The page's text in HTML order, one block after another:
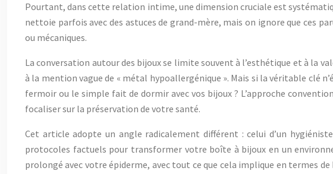
Pourtant, dans cette relation intime, une dimension cruciale est
nettoie parfois avec des astuces de grand-mère, mais on ignore que ces
ou mécaniques.
La conversation autour des bijoux se limite souvent à l’esthétique et à la
à la mention vague de « métal hypoallergénique ». Mais si la véritable clé
fermoir ou le simple fait de dormir avec vos bijoux ? L’approche
focaliser sur la préservation de votre santé.
Cet article adopte un angle radicalement différent : celui d’un
protocoles factuels pour transformer votre boîte à bijoux en un
prolongé avec votre épiderme, avec tout ce que cela implique en termes